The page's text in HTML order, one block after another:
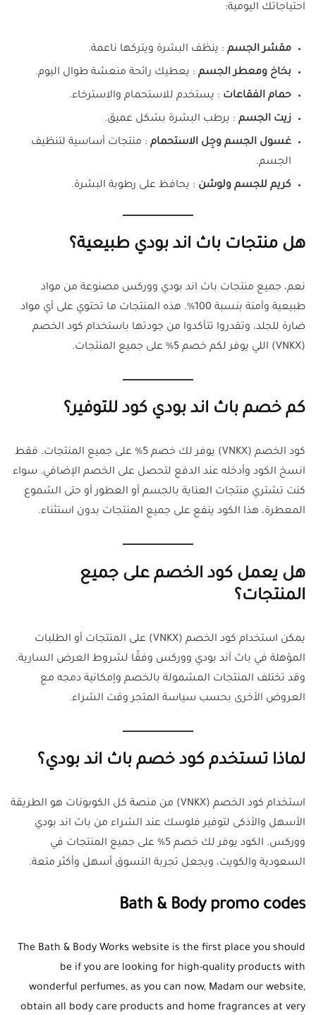
احتياجاتك اليومية:
مقشر الجسم : ينظف البشرة ويتركها ناعمة.
بخاخ ومعطر الجسم : يعطيك رائحة منعشة طوال اليوم.
حمام الفقاعات : يستخدم للاستحمام والاسترخاء.
زيت الجسم : يرطب البشرة بشكل عميق.
غسول الجسم وجِل الاستحمام : منتجات أساسية لتنظيف
الجسم.
كريم للجسم ولوشن : يحافظ على رطوبة البشرة.
هل منتجات باث اند بودي طبيعية؟
نعم، جميع منتجات باث اند بودي ووركس مصنوعة من مواد
طبيعية وآمنة بنسبة 100%. هذه المنتجات ما تحتوي على أي مواد
ضارة للجلد، وتقدروا تتأكدوا من جودتها باستخدام كود الخصم
(VNKX) اللي يوفر لكم خصم 5% على جميع المنتجات.
كم خصم باث اند بودي كود للتوفير؟
كود الخصم (VNKX) يوفر لك خصم 5% على جميع المنتجات. فقط
انسخ الكود وأدخله عند الدفع لتحصل على الخصم الإضافي. سواء
كنت تشتري منتجات العناية بالجسم أو العطور أو حتى الشموع
المعطرة، هذا الكود ينفع على جميع المنتجات بدون استثناء.
هل يعمل كود الخصم على جميع
المنتجات؟
يمكن استخدام كود الخصم (VNKX) على المنتجات أو الطلبات
المؤهلة في باث آند بودي ووركس وفقًا لشروط العرض السارية.
وقد تختلف المنتجات المشمولة بالخصم وإمكانية دمجه مع
العروض الأخرى بحسب سياسة المتجر وقت الشراء.
لماذا تستخدم كود خصم باث اند بودي؟
استخدام كود الخصم (VNKX) من منصة كل الكوبونات هو الطريقة
الأسهل والأذكى لتوفير فلوسك عند الشراء من باث اند بودي
ووركس. الكود يوفر لك خصم 5% على جميع المنتجات في
السعودية والكويت، ويجعل تجربة التسوق أسهل وأكثر متعة.
Bath & Body promo codes
The Bath & Body Works website is the first place you should
be if you are looking for high-quality products with
wonderful perfumes, as you can now, Madam our website,
obtain all body care products and home fragrances at very